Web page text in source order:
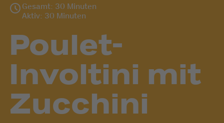
Gesamt: 30 Minuten
Aktiv: 30 Minuten
Poulet-
Involtini mit
Zucchini